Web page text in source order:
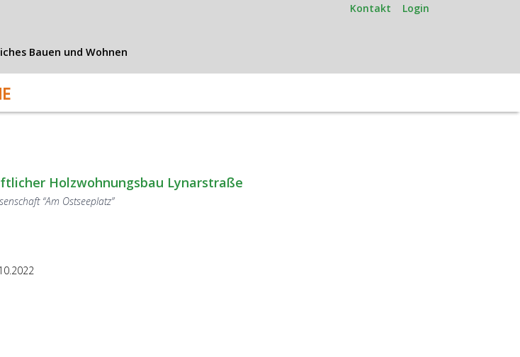
Kontakt Login
Bauen und Wohnen
Holzwohnungsbau Lynarstraße
“Am Ostseeplatz”